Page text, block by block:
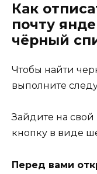
Как
почту
чёрный
Чтобы найти
выполните
Зайдите на
кнопку в виде
Перед вами